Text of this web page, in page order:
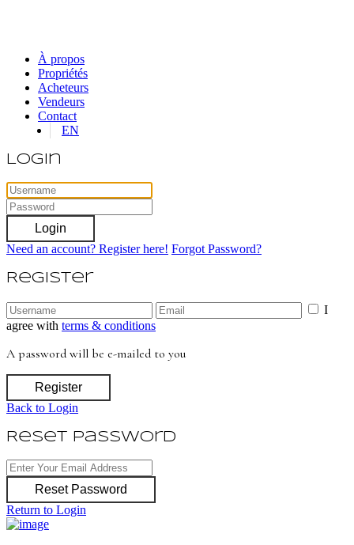
À propos
Propriétés
Acheteurs
Vendeurs
Contact
EN
Login
Login
Need an account? Register here! Forgot Password?
Register
I
agree with terms & conditions
A password will be e-mailed to you
Register
Back to Login
Reset Password
Reset Password
Return to Login